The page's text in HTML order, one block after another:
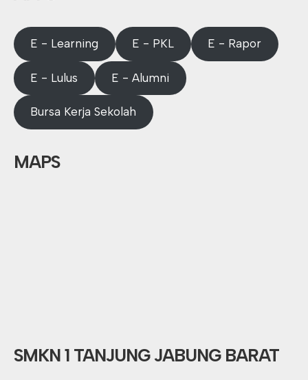
E - Learning E - PKL E - Rapor
E - Lulus E - Alumni
Bursa Kerja Sekolah
MAPS
SMKN 1 TANJUNG JABUNG BARAT